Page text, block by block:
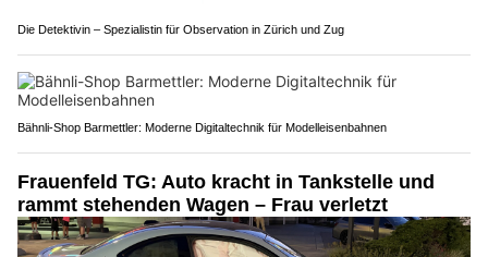
Die Detektivin – Spezialistin für Observation in Zürich und Zug
Bähnli-Shop Barmettler: Moderne Digitaltechnik für Modelleisenbahnen
Frauenfeld TG: Auto kracht in Tankstelle und
rammt stehenden Wagen – Frau verletzt